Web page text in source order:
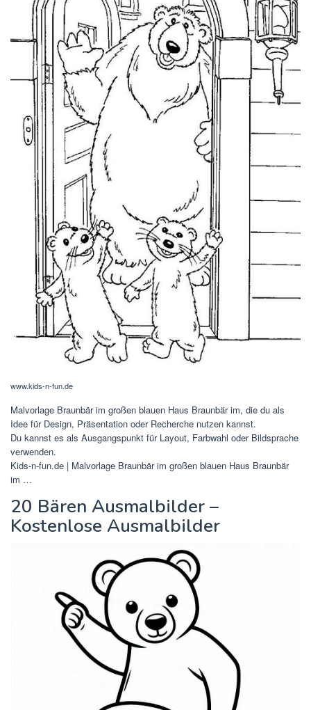
www.kids-n-fun.de
Malvorlage Braunbär im großen blauen Haus Braunbär im, die du als
Idee für Design, Präsentation oder Recherche nutzen kannst.
Du kannst es als Ausgangspunkt für Layout, Farbwahl oder Bildsprache
verwenden.
Kids-n-fun.de | Malvorlage Braunbär im großen blauen Haus Braunbär
im …
20 Bären Ausmalbilder –
Kostenlose Ausmalbilder